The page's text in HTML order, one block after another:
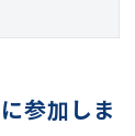
参加しま